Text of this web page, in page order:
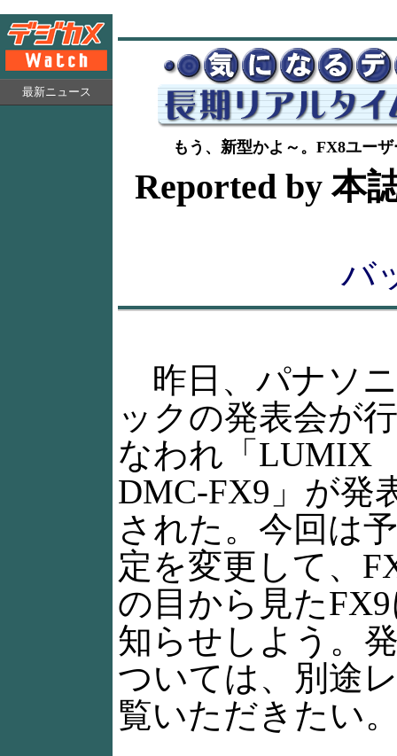
最新ニュース
もう、新型かよ～。FX8ユー
Reported by 本
バ
昨日、パナソニ
ックの発表会が行
なわれ「LUMIX
DMC-FX9」が発
された。今回は予
定を変更して、
の目から見た
知らせしよう。
ついては、別途
覧いただきたい